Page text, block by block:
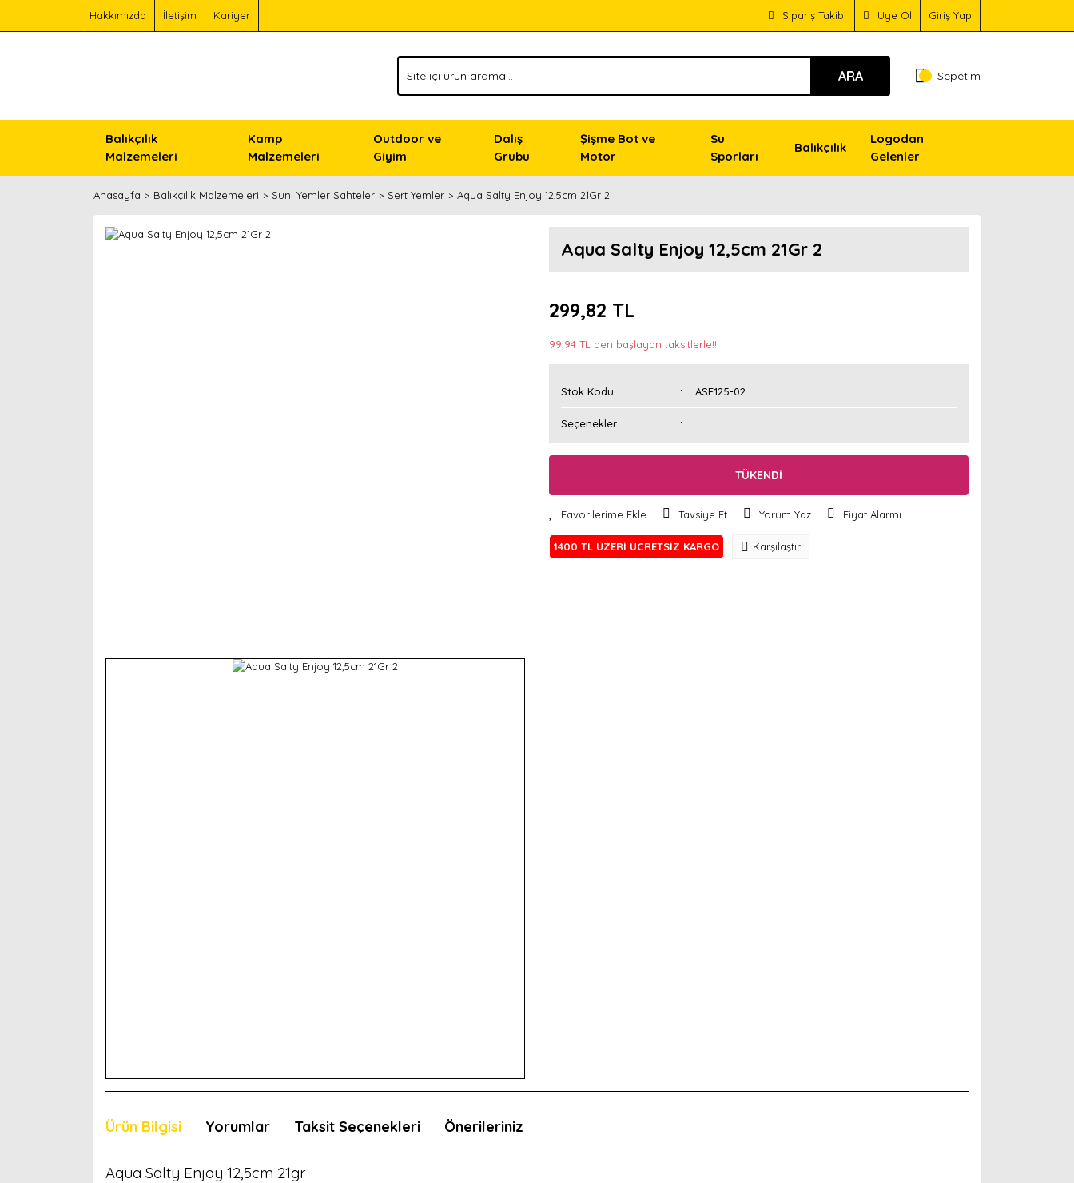
Hakkımızda İletişim Kariyer Sipariş Takibi Üye Ol Giriş Yap
ARA Sepetim
Balıkçılık
Malzemeleri
Kamp
Malzemeleri
Outdoor ve
Giyim
Dalış
Grubu
Şişme Bot ve
Motor
Su
Sporları
Balıkçılık
Logodan
Gelenler
Anasayfa Balıkçılık Malzemeleri Suni Yemler Sahteler Sert Yemler Aqua Salty Enjoy 12,5cm 21Gr 2
Aqua Salty Enjoy 12,5cm 21Gr 2
299,82 TL
99,94 TL den başlayan taksitlerle!!
Stok Kodu ASE125-02
Seçenekler
TÜKENDİ
Tavsiye Et Yorum Yaz Fiyat Alarmı
1400 TL ÜZERİ ÜCRETSİZ KARGO Karşılaştır
Ürün Bilgisi Yorumlar Taksit Seçenekleri Önerileriniz
Aqua Salty Enjoy 12,5cm 21gr